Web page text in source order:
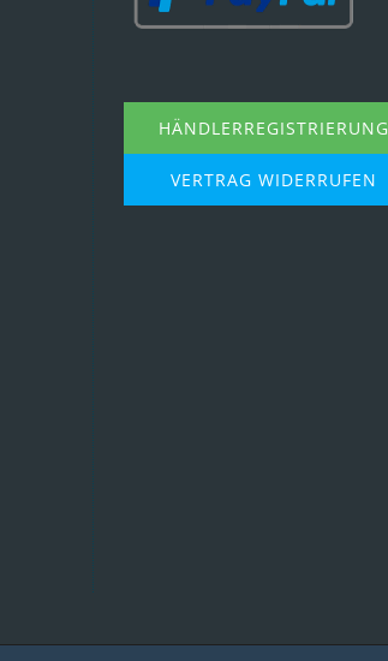
HÄNDLERREGISTRIERUNG
VERTRAG WIDERRUFEN